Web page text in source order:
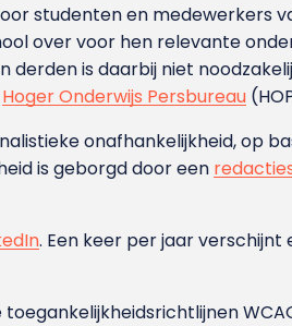
studenten en medewerkers
over voor hen relevante
is daarbij niet
Hoger Onderwijs Persbureau
onafhankelijkheid, op
is geborgd door een
. Een keer per jaar verschijnt
WCAG